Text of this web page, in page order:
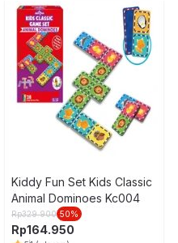
Kiddy Fun Set Kids Classic
Animal Dominoes Kc004
Rp329.900 50%
Rp164.950